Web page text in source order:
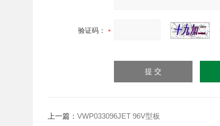
验证码：
上一篇：VWP033096JET 96V型板